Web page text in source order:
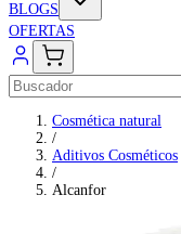
BLOGS
OFERTAS
Cosmética natural
/
Aditivos Cosméticos
/
Alcanfor